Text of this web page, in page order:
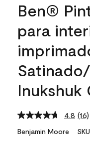
Ben®
para
Inukshuk
4.8
16
(16)
Benjamin Moore